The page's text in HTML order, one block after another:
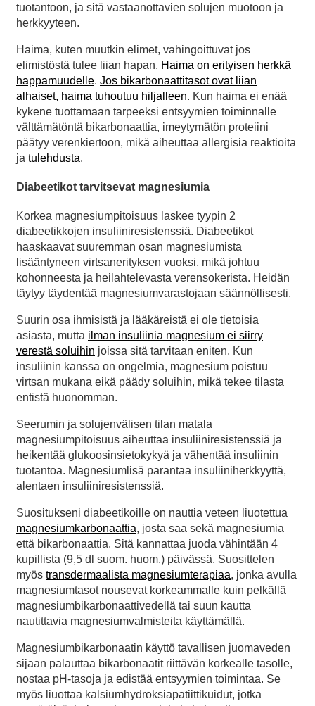
tuotantoon, ja sitä vastaanottavien solujen muotoon ja
herkkyyteen.
Haima, kuten muutkin elimet, vahingoittuvat jos
elimistöstä tulee liian hapan. Haima on erityisen herkkä
happamuudelle. Jos bikarbonaattitasot ovat liian
alhaiset, haima tuhoutuu hiljalleen. Kun haima ei enää
kykene tuottamaan tarpeeksi entsyymien toiminnalle
välttämätöntä bikarbonaattia, imeytymätön proteiini
päätyy verenkiertoon, mikä aiheuttaa allergisia reaktioita
ja tulehdusta.
Diabeetikot tarvitsevat magnesiumia
Korkea magnesiumpitoisuus laskee tyypin 2
diabeetikkojen insuliiniresistenssiä. Diabeetikot
haaskaavat suuremman osan magnesiumista
lisääntyneen virtsanerityksen vuoksi, mikä johtuu
kohonneesta ja heilahtelevasta verensokerista. Heidän
täytyy täydentää magnesiumvarastojaan säännöllisesti.
Suurin osa ihmisistä ja lääkäreistä ei ole tietoisia
asiasta, mutta ilman insuliinia magnesium ei siirry
verestä soluihin joissa sitä tarvitaan eniten. Kun
insuliinin kanssa on ongelmia, magnesium poistuu
virtsan mukana eikä päädy soluihin, mikä tekee tilasta
entistä huonomman.
Seerumin ja solujenvälisen tilan matala
magnesiumpitoisuus aiheuttaa insuliiniresistenssiä ja
heikentää glukoosinsietokykyä ja vähentää insuliinin
tuotantoa. Magnesiumlisä parantaa insuliiniherkkyyttä,
alentaen insuliiniresistenssiä.
Suositukseni diabeetikoille on nauttia veteen liuotettua
magnesiumkarbonaattia, josta saa sekä magnesiumia
että bikarbonaattia. Sitä kannattaa juoda vähintään 4
kupillista (9,5 dl suom. huom.) päivässä. Suosittelen
myös transdermaalista magnesiumterapiaa, jonka avulla
magnesiumtasot nousevat korkeammalle kuin pelkällä
magnesiumbikarbonaattivedellä tai suun kautta
nautittavia magnesiumvalmisteita käyttämällä.
Magnesiumbikarbonaatin käyttö tavallisen juomaveden
sijaan palauttaa bikarbonaatit riittävän korkealle tasolle,
nostaa pH-tasoja ja edistää entsyymien toimintaa. Se
myös liuottaa kalsiumhydroksiapatiittikuidut, jotka